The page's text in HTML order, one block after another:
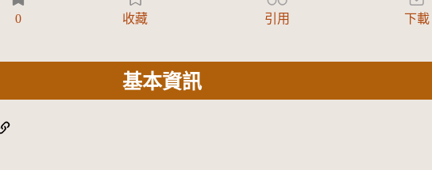
0 收藏 引用 下載
基本資訊